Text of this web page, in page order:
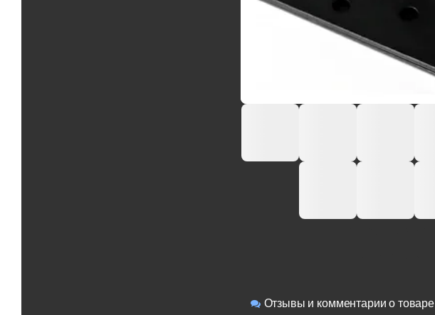
Отзывы и комментарии о товаре